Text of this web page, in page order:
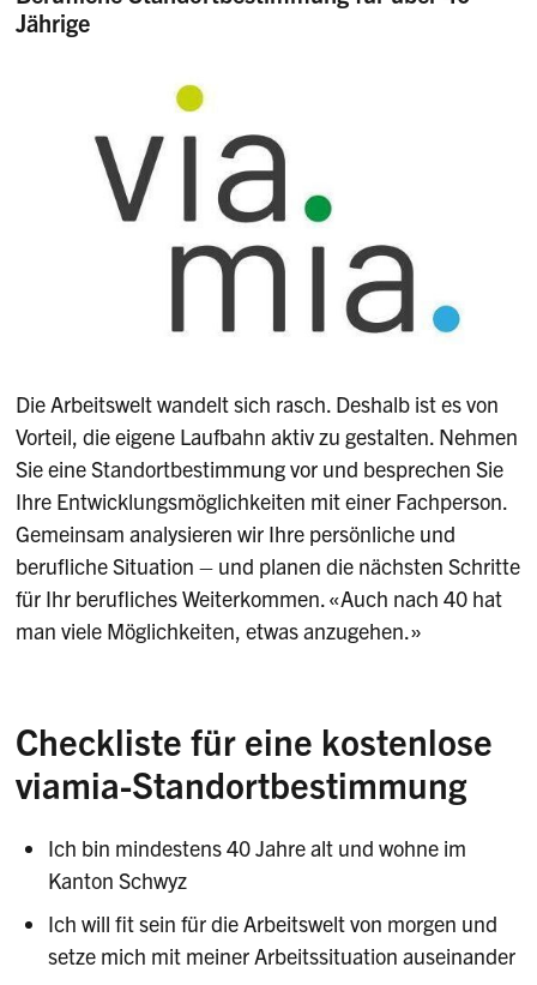
Jährige
Die Arbeitswelt wandelt sich rasch. Deshalb ist es von
Vorteil, die eigene Laufbahn aktiv zu gestalten. Nehmen
Sie eine Standortbestimmung vor und besprechen Sie
Ihre Entwicklungsmöglichkeiten mit einer Fachperson.
Gemeinsam analysieren wir Ihre persönliche und
berufliche Situation – und planen die nächsten Schritte
für Ihr berufliches Weiterkommen. «Auch nach 40 hat
man viele Möglichkeiten, etwas anzugehen.»
Checkliste für eine kostenlose
viamia-Standortbestimmung
Ich bin mindestens 40 Jahre alt und wohne im
Kanton Schwyz
Ich will fit sein für die Arbeitswelt von morgen und
setze mich mit meiner Arbeitssituation auseinander